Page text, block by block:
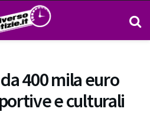
400 mila euro
e culturali